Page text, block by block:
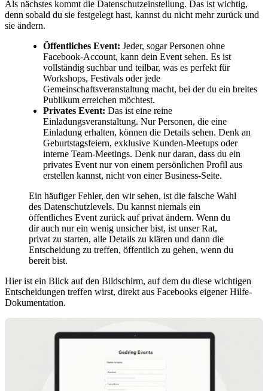
Als nächstes kommt die Datenschutzeinstellung. Das ist wichtig,
denn sobald du sie festgelegt hast, kannst du nicht mehr zurück und
sie ändern.
Öffentliches Event: Jeder, sogar Personen ohne
Facebook-Account, kann dein Event sehen. Es ist
vollständig suchbar und teilbar, was es perfekt für
Workshops, Festivals oder jede
Gemeinschaftsveranstaltung macht, bei der du ein breites
Publikum erreichen möchtest.
Privates Event: Das ist eine reine
Einladungsveranstaltung. Nur Personen, die eine
Einladung erhalten, können die Details sehen. Denk an
Geburtstagsfeiern, exklusive Kunden-Meetups oder
interne Team-Meetings. Denk nur daran, dass du ein
privates Event nur von einem persönlichen Profil aus
erstellen kannst, nicht von einer Business-Seite.
Ein häufiger Fehler, den wir sehen, ist die falsche Wahl
des Datenschutzlevels. Du kannst niemals ein
öffentliches Event zurück auf privat ändern. Wenn du
dir auch nur ein wenig unsicher bist, ist unser Rat,
privat zu starten, alle Details zu klären und dann die
Entscheidung zu treffen, öffentlich zu gehen, wenn du
bereit bist.
Hier ist ein Blick auf den Bildschirm, auf dem du diese wichtigen
Entscheidungen treffen wirst, direkt aus Facebooks eigener Hilfe-
Dokumentation.